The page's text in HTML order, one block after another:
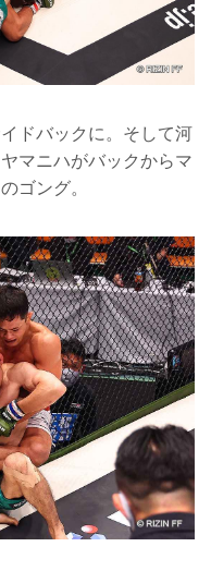
ドバックに。そして河
マニハがバックからマ
ゴング。